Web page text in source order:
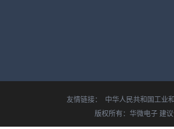
友情链接： 中华人民共和国工业
版权所有：华微电子 建